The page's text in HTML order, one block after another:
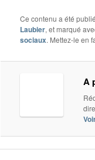
Ce contenu a été
Laubier, et marqué
sociaux. Mettez-le en
A